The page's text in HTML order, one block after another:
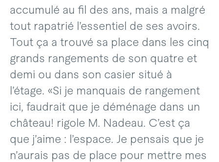
accumulé au fil des ans, mais a malgré
tout rapatrié l’essentiel de ses avoirs.
Tout ça a trouvé sa place dans les cinq
grands rangements de son quatre et
demi ou dans son casier situé à
l’étage. «Si je manquais de rangement
ici, faudrait que je déménage dans un
château! rigole M. Nadeau. C’est ça
que j’aime : l’espace. Je pensais que je
n’aurais pas de place pour mettre mes